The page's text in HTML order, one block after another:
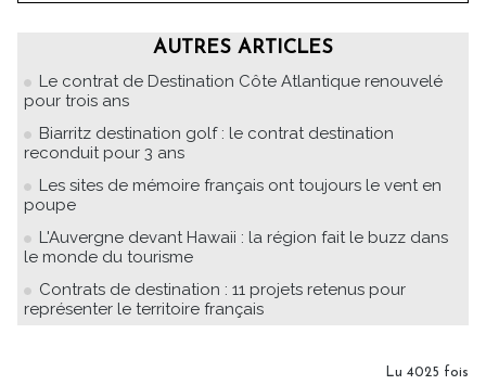
AUTRES ARTICLES
Le contrat de Destination Côte Atlantique renouvelé
pour trois ans
Biarritz destination golf : le contrat destination
reconduit pour 3 ans
Les sites de mémoire français ont toujours le vent en
poupe
L'Auvergne devant Hawaii : la région fait le buzz dans
le monde du tourisme
Contrats de destination : 11 projets retenus pour
représenter le territoire français
Lu 4025 fois